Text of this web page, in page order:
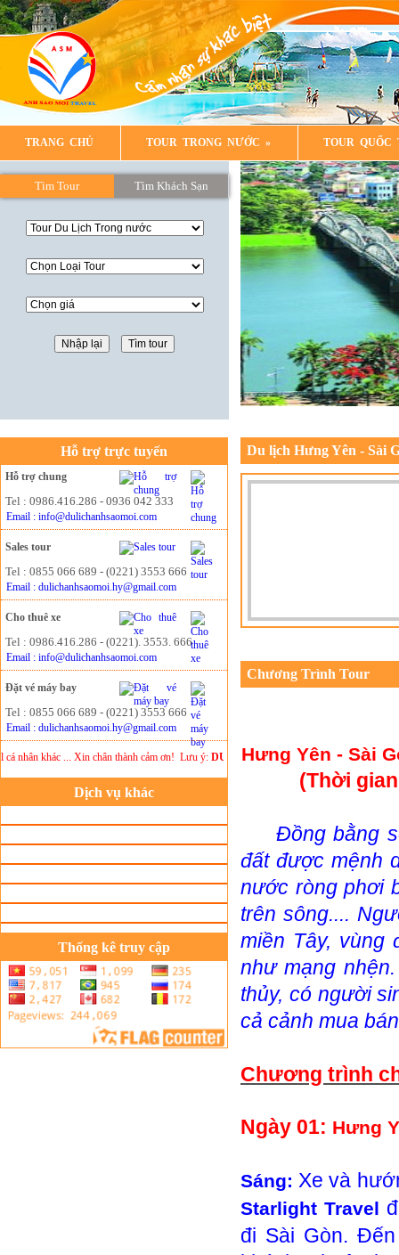
TRANG CHỦ TOUR TRONG NƯỚC » TOUR QUỐC
LIÊN HỆ
Tìm Tour Tìm Khách Sạn
Hỗ trợ trực tuyến
Hỗ trợ chung
Tel : 0986.416.286 - 0936 042 333
Email : info@dulichanhsaomoi.com
Sales tour
Tel : 0855 066 689 - (0221) 3553 666
Email : dulichanhsaomoi.hy@gmail.com
Cho thuê xe
Tel : 0986.416.286 - (0221). 3553. 666
Email : info@dulichanhsaomoi.com
Đặt vé máy bay
Tel : 0855 066 689 - (0221) 3553 666
Email : dulichanhsaomoi.hy@gmail.com
Lưu ý:DU LỊCH ÁNH SAO MỚI không chịu trách
khác ... Xin chân thành cảm ơn!
Dịch vụ khác
Thống kê truy cập
Du lịch Hưng Yên - Sài
Chương Trình Tour
Hưng Yên -Sài
(Thời
Đồng bằng
đất được mệnh
nước ròng phơi
trên sông....
miền Tây, vùng
như mạng
thủy, có người
cả cảnh mua
Chương trình
Ngày 01: Hưng
Sáng: Xe và
Starlight Travel
đi Sài Gòn.